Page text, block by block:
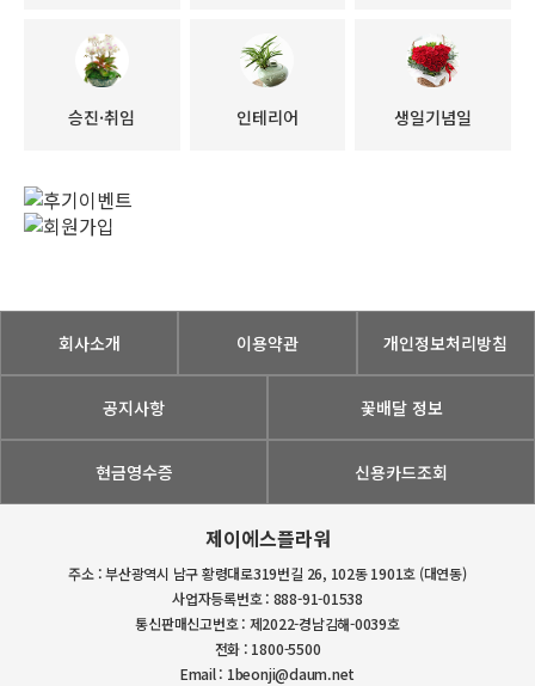
승진·취임 인테리어 생일기념일
회사소개 이용약관 개인정보처리방침
공지사항 꽃배달 정보
현금영수증 신용카드조회
제이에스플라워
주소 : 부산광역시 남구 황령대로319번길 26, 102동 1901호 (대연동)
사업자등록번호 : 888-91-01538
통신판매신고번호 : 제2022-경남김해-0039호
전화 : 1800-5500
Email : 1beonji@daum.net